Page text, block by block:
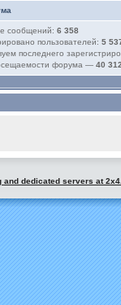
сообщений: 6 358
пользователей: 5
последнего
форума — 40 312
and dedicated servers at